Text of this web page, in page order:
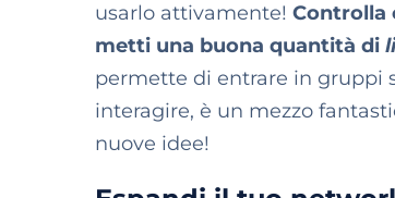
usarlo attivamente! Controlla
metti una buona quantità di
permette di entrare in gruppi
interagire, è un mezzo
nuove idee!